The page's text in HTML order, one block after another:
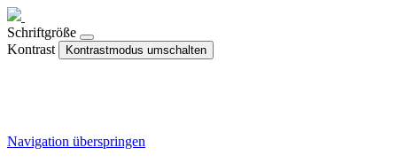
Schriftgröße
Kontrast
Kontrastmodus umschalten
Navigation überspringen